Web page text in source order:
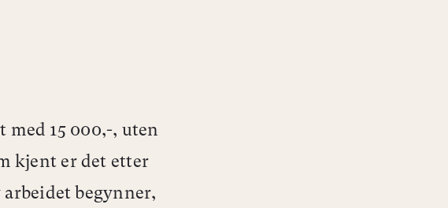
15 000,-, uten
kjent er det etter
begynner,